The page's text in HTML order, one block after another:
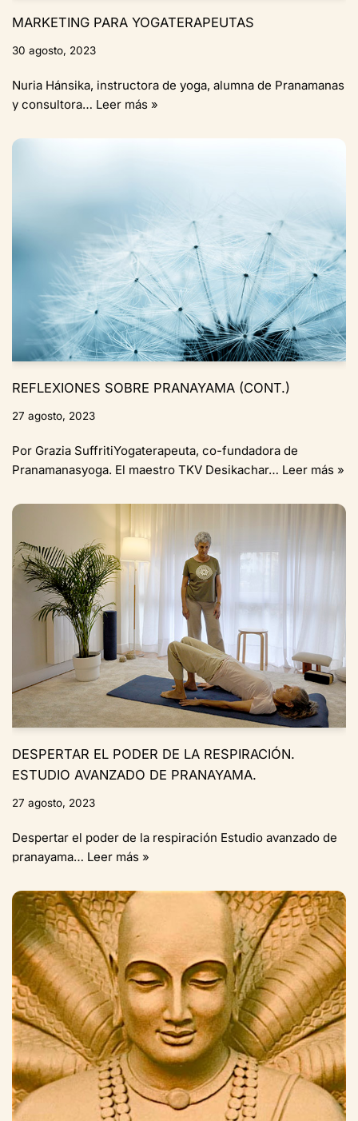
MARKETING PARA YOGATERAPEUTAS
30 agosto, 2023
Nuria Hánsika, instructora de yoga, alumna de Pranamanas
y consultora… Leer más »
REFLEXIONES SOBRE PRANAYAMA (CONT.)
27 agosto, 2023
Por Grazia SuffritiYogaterapeuta, co-fundadora de
Pranamanasyoga. El maestro TKV Desikachar… Leer más »
DESPERTAR EL PODER DE LA RESPIRACIÓN.
ESTUDIO AVANZADO DE PRANAYAMA.
27 agosto, 2023
Despertar el poder de la respiración Estudio avanzado de
pranayama… Leer más »